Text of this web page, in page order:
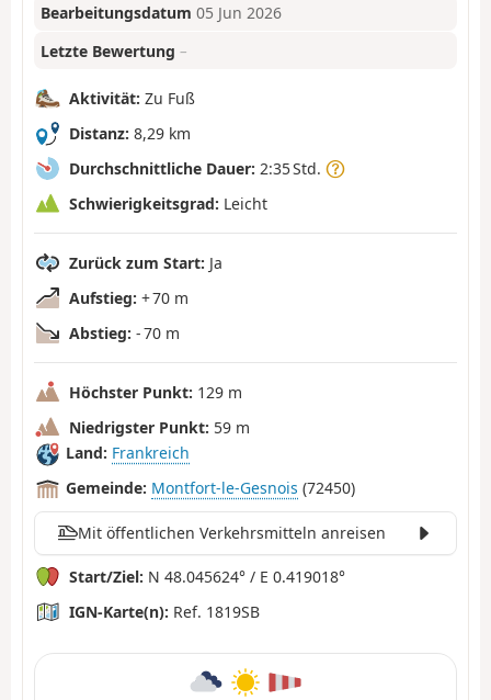
Bearbeitungsdatum 05 Jun 2026
Letzte Bewertung –
Aktivität: Zu Fuß
Distanz: 8,29 km
Durchschnittliche Dauer: 2:35 Std.
Schwierigkeitsgrad: Leicht
Zurück zum Start: Ja
Aufstieg: + 70 m
Abstieg: - 70 m
Höchster Punkt: 129 m
Niedrigster Punkt: 59 m
Land: Frankreich
Gemeinde: Montfort-le-Gesnois (72450)
Mit öffentlichen Verkehrsmitteln anreisen
Start/Ziel: N 48.045624° / E 0.419018°
IGN-Karte(n): Ref. 1819SB